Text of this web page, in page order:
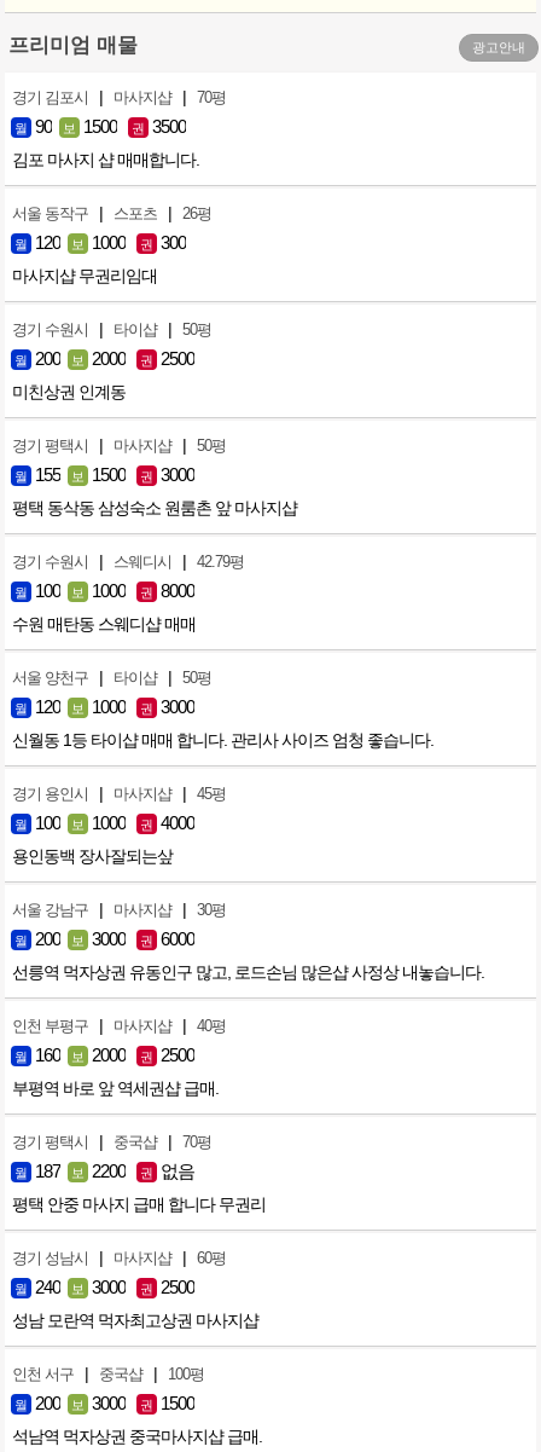
프리미엄 매물 광고안내
경기 김포시 | 마사지샵 | 70평
월 90 보 1500 권 3500
김포 마사지 샵 매매합니다.
서울 동작구 | 스포츠 | 26평
월 120 보 1000 권 300
마사지샵 무권리임대
경기 수원시 | 타이샵 | 50평
월 200 보 2000 권 2500
미친상권 인계동
경기 평택시 | 마사지샵 | 50평
월 155 보 1500 권 3000
평택 동삭동 삼성숙소 원룸촌 앞 마사지샵
경기 수원시 | 스웨디시 | 42.79평
월 100 보 1000 권 8000
수원 매탄동 스웨디샵 매매
서울 양천구 | 타이샵 | 50평
월 120 보 1000 권 3000
신월동 1등 타이샵 매매 합니다. 관리사 사이즈 엄청 좋습니다.
경기 용인시 | 마사지샵 | 45평
월 100 보 1000 권 4000
용인동백 장사잘되는샆
서울 강남구 | 마사지샵 | 30평
월 200 보 3000 권 6000
선릉역 먹자상권 유동인구 많고, 로드손님 많은샵 사정상 내놓습니다.
인천 부평구 | 마사지샵 | 40평
월 160 보 2000 권 2500
부평역 바로 앞 역세권샵 급매.
경기 평택시 | 중국샵 | 70평
월 187 보 2200 권 없음
평택 안중 마사지 급매 합니다 무권리
경기 성남시 | 마사지샵 | 60평
월 240 보 3000 권 2500
성남 모란역 먹자최고상권 마사지샵
인천 서구 | 중국샵 | 100평
월 200 보 3000 권 1500
석남역 먹자상권 중국마사지샵 급매.